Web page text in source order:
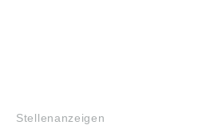
Stellenanzeigen